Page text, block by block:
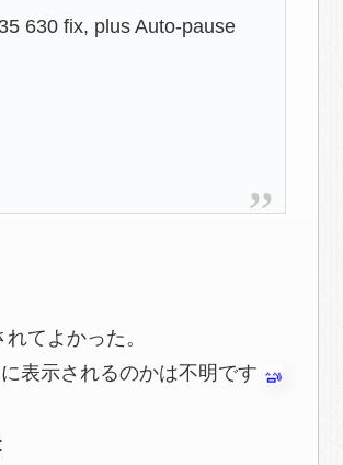
630 fix, plus Auto-pause
てよかった。
表示されるのかは不明です
: